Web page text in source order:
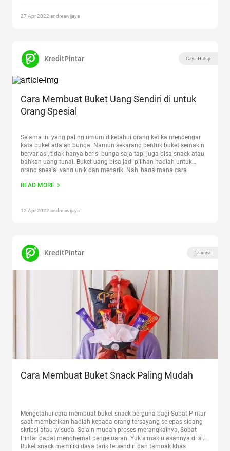
27 Apr 2022 andreawijaya
KreditPintar Gaya Hidup
Cara Membuat Buket Uang Sendiri di untuk
Orang Spesial
Selama ini yang paling umum diketahui orang ketika mendengar
kata buket adalah bunga. Namun sekarang bentuk buket semakin
bervariasi, tidak hanya berisi bunga saja tapi juga bisa snack atau
bahkan uang tunai. Buket uang bisa jadi pilihan hadiah untuk
orang spesial yang unik dan menarik. Nah, bagaimana cara
“Cara Membuat Buket Uang Sendiri di untuk Orang Spesial”
READ MORE
12 Apr 2022 andreawijaya
KreditPintar Lainnya
Cara Membuat Buket Snack Paling Mudah
Mengetahui cara membuat buket snack berguna bagi Sobat Pintar
saat memberikan hadiah kepada orang tersayang selepas sidang
skripsi atau wisuda. Selain mudah proses merangkainya, Sobat
Pintar dapat menghemat pengeluaran. Yuk simak ulasannya di sini.
Buket snack memiliki daya tarik tersendiri dan tampak khas